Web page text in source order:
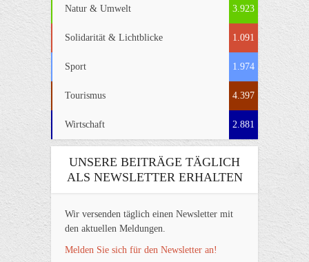
Natur & Umwelt 3.923
Solidarität & Lichtblicke 1.091
Sport 1.974
Tourismus 4.397
Wirtschaft 2.881
UNSERE BEITRÄGE TÄGLICH
ALS NEWSLETTER ERHALTEN
Wir versenden täglich einen Newsletter mit
den aktuellen Meldungen.
Melden Sie sich für den Newsletter an!